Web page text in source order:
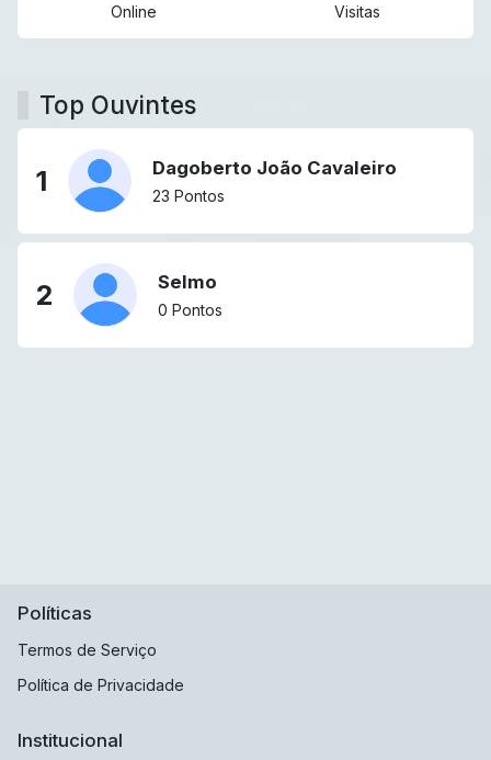
Online Visitas
Top Ouvintes
1 Dagoberto João Cavaleiro
23 Pontos
2 Selmo
0 Pontos
Políticas
Termos de Serviço
Política de Privacidade
Institucional